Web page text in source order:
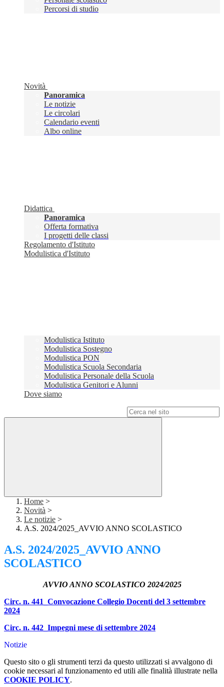
Percorsi di studio
Novità
Panoramica
Le notizie
Le circolari
Calendario eventi
Albo online
Didattica
Panoramica
Offerta formativa
I progetti delle classi
Regolamento d'Istituto
Modulistica d'Istituto
Modulistica Istituto
Modulistica Sostegno
Modulistica PON
Modulistica Scuola Secondaria
Modulistica Personale della Scuola
Modulistica Genitori e Alunni
Dove siamo
Home >
Novità >
Le notizie >
A.S. 2024/2025_AVVIO ANNO SCOLASTICO
A.S. 2024/2025_AVVIO ANNO
SCOLASTICO
AVVIO ANNO SCOLASTICO 2024/2025
Circ. n. 441_Convocazione Collegio Docenti del 3 settembre
2024
Circ. n. 442_Impegni mese di settembre 2024
Notizie
Questo sito o gli strumenti terzi da questo utilizzati si avvalgono di
cookie necessari al funzionamento ed utili alle finalità illustrate nella
COOKIE POLICY.